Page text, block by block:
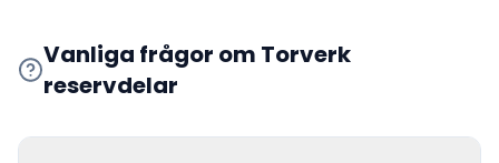
Vanliga frågor om Torverk
reservdelar